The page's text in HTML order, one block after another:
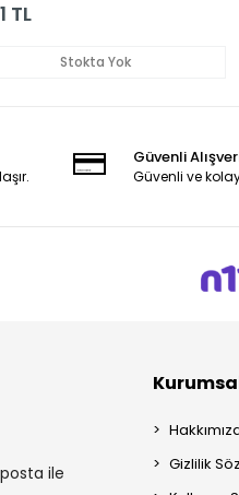
TL
Stokta Yok
Güvenli
Güvenli ve
ile
Gizlilik